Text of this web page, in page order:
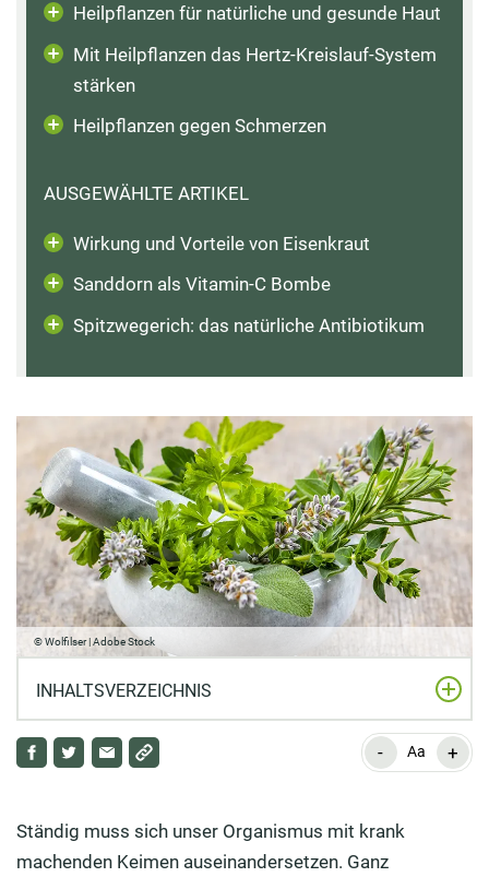
Heilpflanzen für natürliche und gesunde Haut
Mit Heilpflanzen das Hertz-Kreislauf-System
stärken
Heilpflanzen gegen Schmerzen
AUSGEWÄHLTE ARTIKEL
Wirkung und Vorteile von Eisenkraut
Sanddorn als Vitamin-C Bombe
Spitzwegerich: das natürliche Antibiotikum
© Wolfilser | Adobe Stock
INHALTSVERZEICHNIS
Gut kombiniert, lässt sich die Wirkung noch steigern
Thuja – Der Lebensbaum belebt die Immunzellen
- Aa +
Ständig muss sich unser Organismus mit krank
machenden Keimen auseinandersetzen. Ganz